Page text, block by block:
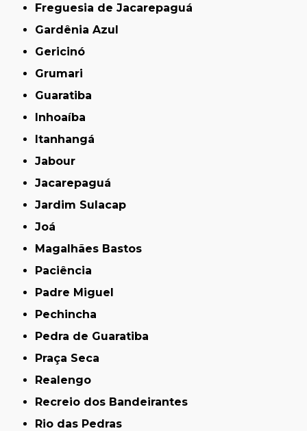
Freguesia de Jacarepaguá
Gardênia Azul
Gericinó
Grumari
Guaratiba
Inhoaíba
Itanhangá
Jabour
Jacarepaguá
Jardim Sulacap
Joá
Magalhães Bastos
Paciência
Padre Miguel
Pechincha
Pedra de Guaratiba
Praça Seca
Realengo
Recreio dos Bandeirantes
Rio das Pedras